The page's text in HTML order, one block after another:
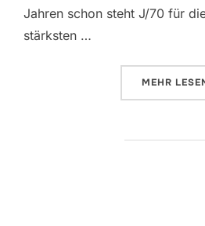
Jahren schon steht J/70 für
stärksten …
MEHR